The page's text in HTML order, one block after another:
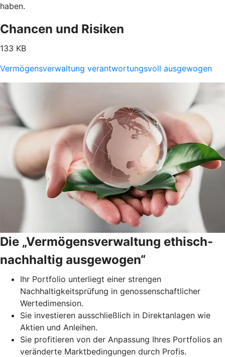
haben.
Chancen und Risiken
133 KB
Vermögensverwaltung verantwortungsvoll ausgewogen
Die „Vermögensverwaltung ethisch-
nachhaltig ausgewogen“
Ihr Portfolio unterliegt einer strengen
Nachhaltigkeitsprüfung in genossenschaftlicher
Wertedimension.
Sie investieren ausschließlich in Direktanlagen wie
Aktien und Anleihen.
Sie profitieren von der Anpassung Ihres Portfolios an
veränderte Marktbedingungen durch Profis.